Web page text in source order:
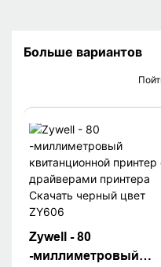
Больше вариантов
Zywell - 80
-миллиметровый